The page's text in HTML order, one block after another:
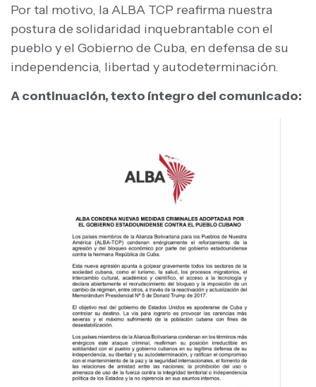
Por tal motivo, la ALBA TCP reafirma nuestra
postura de solidaridad inquebrantable con el
pueblo y el Gobierno de Cuba, en defensa de su
independencia, libertad y autodeterminación.
A continuación, texto íntegro del comunicado: